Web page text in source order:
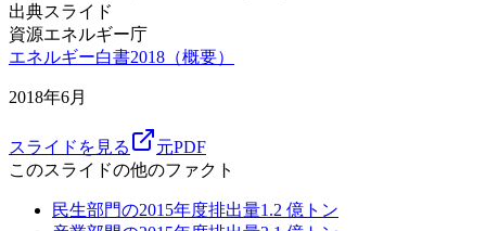
出典スライド
資源エネルギー庁
エネルギー白書2018（概要）
2018年6月
スライドを見る
元PDF
このスライドの他のファクト
民生部門の2015年度排出量1.2 億トン